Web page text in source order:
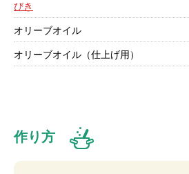
びき
オリーブオイル
オリーブオイル（仕上げ用）
作り方